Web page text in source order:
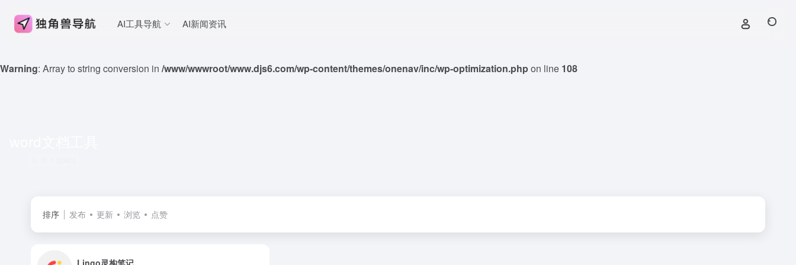
Warning: Array to string conversion in /www/wwwroot/www.djs6.com/wp-content/themes/onenav/inc/wp-optimization.phpon line 108
AI工具导航 AI新闻资讯
排序 发布 更新 浏览 点赞
Lingo灵构笔记